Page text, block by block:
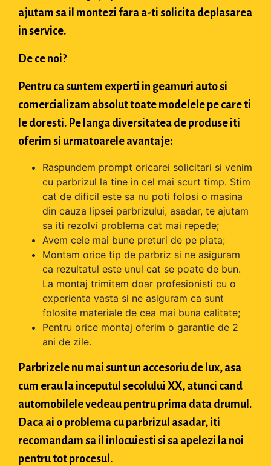
ajutam sa il montezi fara a-ti solicita deplasarea
in service.
De ce noi?
Pentru ca suntem experti in geamuri auto si
comercializam absolut toate modelele pe care ti
le doresti. Pe langa diversitatea de produse iti
oferim si urmatoarele avantaje:
Raspundem prompt oricarei solicitari si venim
cu parbrizul la tine in cel mai scurt timp. Stim
cat de dificil este sa nu poti folosi o masina
din cauza lipsei parbrizului, asadar, te ajutam
sa iti rezolvi problema cat mai repede;
Avem cele mai bune preturi de pe piata;
Montam orice tip de parbriz si ne asiguram
ca rezultatul este unul cat se poate de bun.
La montaj trimitem doar profesionisti cu o
experienta vasta si ne asiguram ca sunt
folosite materiale de cea mai buna calitate;
Pentru orice montaj oferim o garantie de 2
ani de zile.
Parbrizele nu mai sunt un accesoriu de lux, asa
cum erau la inceputul secolului XX, atunci cand
automobilele vedeau pentru prima data drumul.
Daca ai o problema cu parbrizul asadar, iti
recomandam sa il inlocuiesti si sa apelezi la noi
pentru tot procesul.